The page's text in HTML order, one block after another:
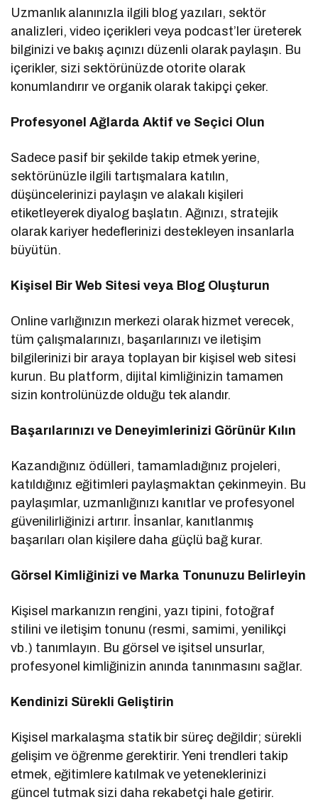
Uzmanlık alanınızla ilgili blog yazıları, sektör
analizleri, video içerikleri veya podcast’ler üreterek
bilginizi ve bakış açınızı düzenli olarak paylaşın. Bu
içerikler, sizi sektörünüzde otorite olarak
konumlandırır ve organik olarak takipçi çeker.
Profesyonel Ağlarda Aktif ve Seçici Olun
Sadece pasif bir şekilde takip etmek yerine,
sektörünüzle ilgili tartışmalara katılın,
düşüncelerinizi paylaşın ve alakalı kişileri
etiketleyerek diyalog başlatın. Ağınızı, stratejik
olarak kariyer hedeflerinizi destekleyen insanlarla
büyütün.
Kişisel Bir Web Sitesi veya Blog Oluşturun
Online varlığınızın merkezi olarak hizmet verecek,
tüm çalışmalarınızı, başarılarınızı ve iletişim
bilgilerinizi bir araya toplayan bir kişisel web sitesi
kurun. Bu platform, dijital kimliğinizin tamamen
sizin kontrolünüzde olduğu tek alandır.
Başarılarınızı ve Deneyimlerinizi Görünür Kılın
Kazandığınız ödülleri, tamamladığınız projeleri,
katıldığınız eğitimleri paylaşmaktan çekinmeyin. Bu
paylaşımlar, uzmanlığınızı kanıtlar ve profesyonel
güvenilirliğinizi artırır. İnsanlar, kanıtlanmış
başarıları olan kişilere daha güçlü bağ kurar.
Görsel Kimliğinizi ve Marka Tonunuzu Belirleyin
Kişisel markanızın rengini, yazı tipini, fotoğraf
stilini ve iletişim tonunu (resmi, samimi, yenilikçi
vb.) tanımlayın. Bu görsel ve işitsel unsurlar,
profesyonel kimliğinizin anında tanınmasını sağlar.
Kendinizi Sürekli Geliştirin
Kişisel markalaşma statik bir süreç değildir; sürekli
gelişim ve öğrenme gerektirir. Yeni trendleri takip
etmek, eğitimlere katılmak ve yeteneklerinizi
güncel tutmak sizi daha rekabetçi hale getirir.